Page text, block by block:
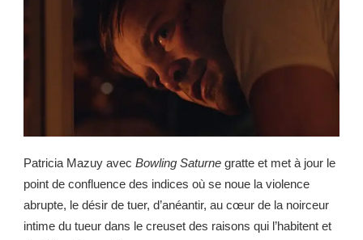
Patricia Mazuy avec Bowling Saturne gratte et met à jour le
point de confluence des indices où se noue la violence
abrupte, le désir de tuer, d’anéantir, au cœur de la noirceur
intime du tueur dans le creuset des raisons qui l’habitent et